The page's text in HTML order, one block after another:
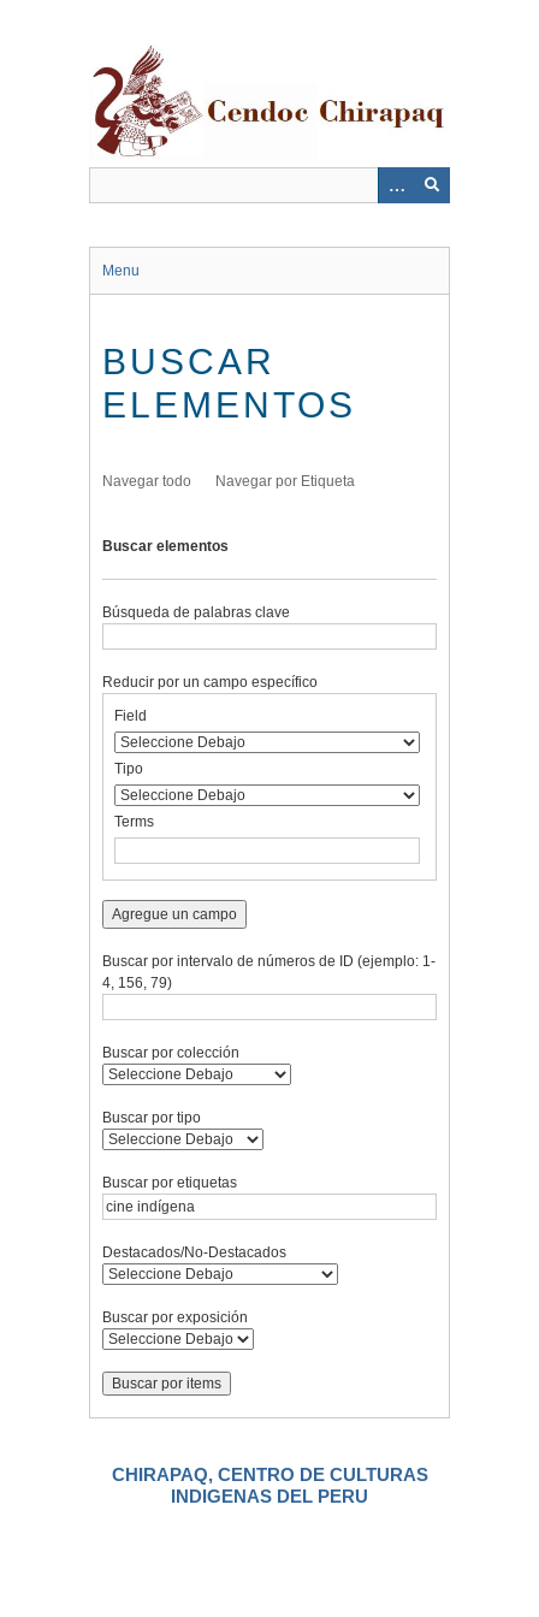
Menu
BUSCAR
ELEMENTOS
Navegar todo Navegar por Etiqueta
Buscar elementos
Búsqueda de palabras clave
rows
"Reducir
por
específico":
1
Reducir por un campo específico
de
búsqueda
de
búsqueda
de
búsqueda
de
Búsqueda
Field
Tipo
Terms
Agregue un campo
Buscar por intervalo de números de ID (ejemplo: 1-
4, 156, 79)
Buscar por colección
Buscar por tipo
Buscar por etiquetas
Destacados/No-Destacados
Buscar por exposición
CHIRAPAQ, CENTRO DE CULTURAS
INDIGENAS DEL PERU